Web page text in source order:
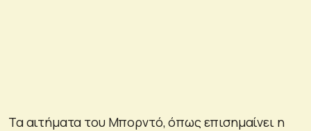
Τα αιτήματα του Μπορντό, όπως επισημαίνει η